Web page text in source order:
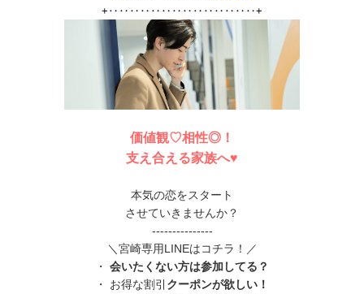
+‥‥‥‥‥‥‥‥‥‥‥‥‥‥+
価値観♡相性◎！
支え合える家族へ♥
本気の恋をスタート
させていきませんか？
---------------
＼宮崎専用LINEはコチラ！／
・ 会いたくない方は参加してる？
・ お得な割引 クーポンが欲しい！